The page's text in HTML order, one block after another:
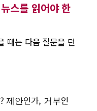
스를 읽어야 한
때는 다음 질문을 던
제안인가, 거부인